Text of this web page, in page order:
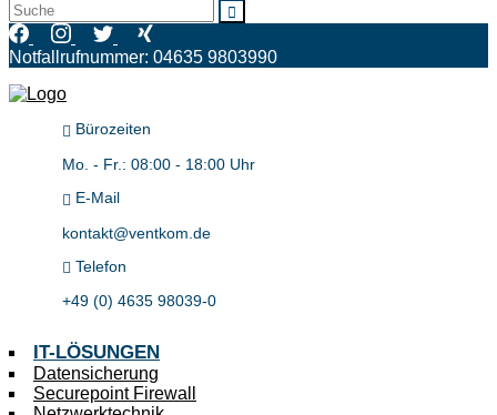
Notfallrufnummer: 04635 9803990
Bürozeiten
Mo. - Fr.: 08:00 - 18:00 Uhr
E-Mail
kontakt@ventkom.de
Telefon
+49 (0) 4635 98039-0
IT-LÖSUNGEN
Datensicherung
Securepoint Firewall